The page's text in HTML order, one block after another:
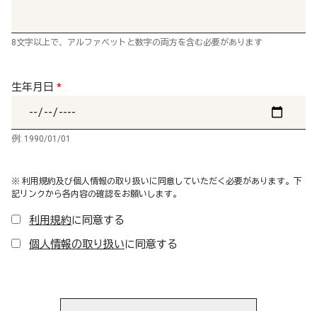
8文字以上で、アルファベットと数字の両方を含む必要があります
生年月日 *
例: 1990/01/01
※ 利用規約及び個人情報の取り扱いに同意していただく必要があります。下
記リンクから各内容の確認をお願いします。
利用規約に同意する
個人情報の取り扱いに同意する